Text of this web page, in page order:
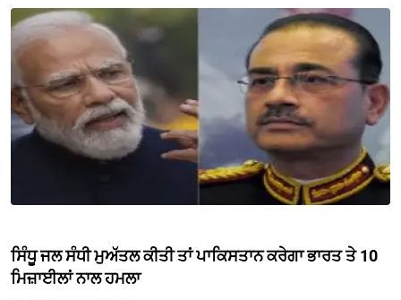
ਸਿੰਧੂ ਜਲ ਸੰਧੀ ਮੁਅੱਤਲ ਕੀਤੀ ਤਾਂ ਪਾਕਿਸਤਾਨ ਕਰੇਗਾ ਭਾਰਤ ਤੇ 10
ਮਿਜ਼ਾਈਲਾਂ ਨਾਲ ਹਮਲਾ